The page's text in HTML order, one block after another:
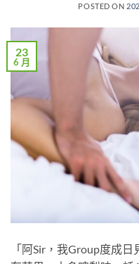
POSTED ON
23
6 月
「阿Sir，我Group度成